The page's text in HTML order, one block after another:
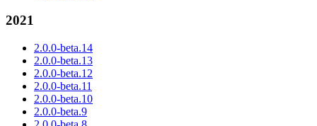
2021
2.0.0-beta.14
2.0.0-beta.13
2.0.0-beta.12
2.0.0-beta.11
2.0.0-beta.10
2.0.0-beta.9